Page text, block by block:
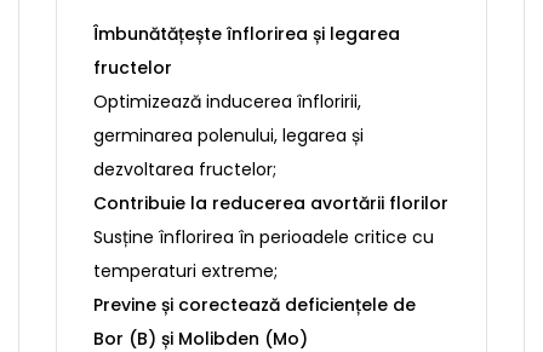
Îmbunătățește înflorirea și legarea
fructelor
Optimizează inducerea înfloririi,
germinarea polenului, legarea și
dezvoltarea fructelor;
Contribuie la reducerea avortării florilor
Susține înflorirea în perioadele critice cu
temperaturi extreme;
Previne și corectează deficiențele de
Bor (B) și Molibden (Mo)